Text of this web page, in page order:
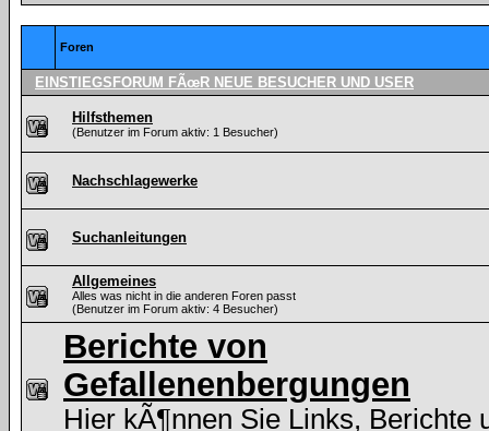
Foren
EINSTIEGSFORUM FÃœR NEUE BESUCHER UND USER
Hilfsthemen
(Benutzer im Forum aktiv: 1 Besucher)
Nachschlagewerke
Suchanleitungen
Allgemeines
Alles was nicht in die anderen Foren passt
(Benutzer im Forum aktiv: 4 Besucher)
Berichte von
Gefallenenbergungen
Hier kÃ¶nnen Sie Links, Berichte